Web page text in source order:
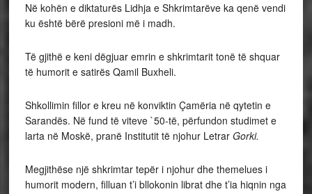
Në kohën e diktaturës Lidhja e Shkrimtarëve ka qenë vendi
ku është bërë presioni më i madh.
Të gjithë e keni dëgjuar emrin e shkrimtarit tonë të shquar
të humorit e satirës Qamil Buxheli.
Shkollimin fillor e kreu në konviktin Çamëria në qytetin e
Sarandës. Në fund të viteve `50-të, përfundon studimet e
larta në Moskë, pranë Institutit të njohur Letrar Gorki.
Megjithëse një shkrimtar tepër i njohur dhe themelues i
humorit modern, filluan t’i bllokonin librat dhe t’ia hiqnin nga